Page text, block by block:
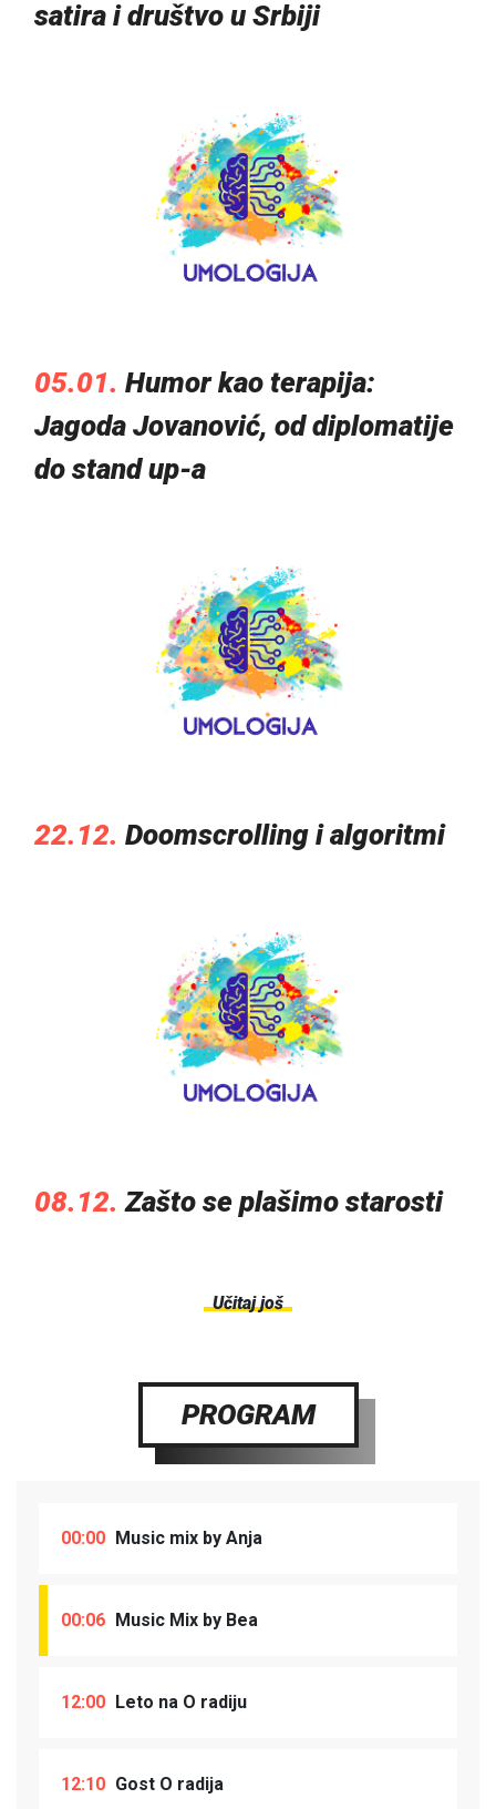
satira i društvo u Srbiji
05.01. Humor kao terapija:
Jagoda Jovanović, od diplomatije
do stand up-a
22.12. Doomscrolling i algoritmi
08.12. Zašto se plašimo starosti
Učitaj još
PROGRAM
00:00 Music mix by Anja
00:06 Music Mix by Bea
12:00 Leto na O radiju
12:10 Gost O radija